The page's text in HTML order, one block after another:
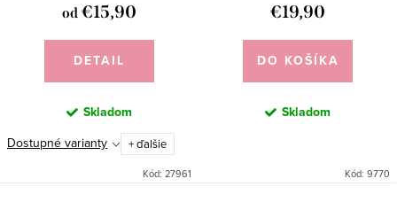
od €15,90
DETAIL
Skladom
Dostupné varianty + ďalšie
Kód: 27961
€19,90
DO KOŠÍKA
Skladom
Kód: 9770